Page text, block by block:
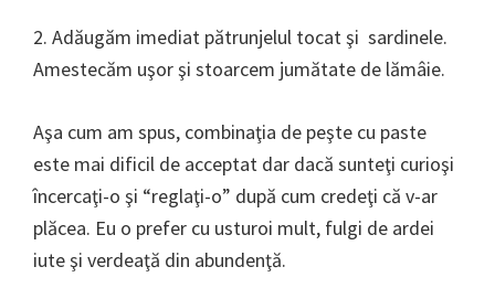
2. Adăugăm imediat pătrunjelul tocat şi sardinele.
Amestecăm uşor şi stoarcem jumătate de lămâie.
Aşa cum am spus, combinaţia de peşte cu paste
este mai dificil de acceptat dar dacă sunteţi curioşi
încercaţi-o şi “reglaţi-o” după cum credeţi că v-ar
plăcea. Eu o prefer cu usturoi mult, fulgi de ardei
iute şi verdeaţă din abundenţă.